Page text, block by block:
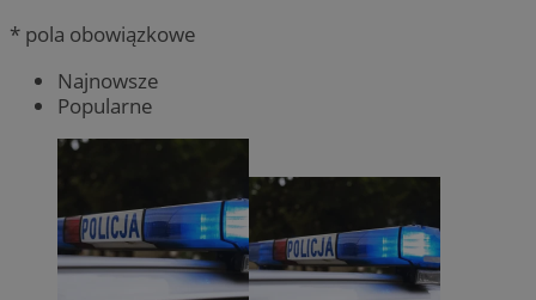
* pola obowiązkowe
Najnowsze
Popularne